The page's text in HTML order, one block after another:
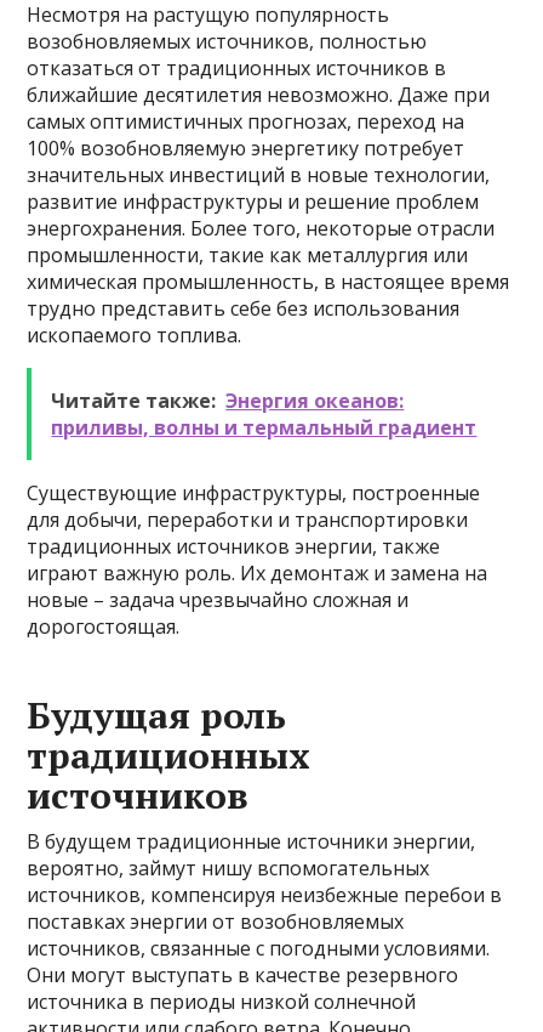
Несмотря на растущую популярность
возобновляемых источников, полностью
отказаться от традиционных источников в
ближайшие десятилетия невозможно. Даже при
самых оптимистичных прогнозах, переход на
100% возобновляемую энергетику потребует
значительных инвестиций в новые технологии,
развитие инфраструктуры и решение проблем
энергохранения. Более того, некоторые отрасли
промышленности, такие как металлургия или
химическая промышленность, в настоящее время
трудно представить себе без использования
ископаемого топлива.
Читайте также: Энергия океанов:
приливы, волны и термальный градиент
Существующие инфраструктуры, построенные
для добычи, переработки и транспортировки
традиционных источников энергии, также
играют важную роль. Их демонтаж и замена на
новые – задача чрезвычайно сложная и
дорогостоящая.
Будущая роль
традиционных
источников
В будущем традиционные источники энергии,
вероятно, займут нишу вспомогательных
источников, компенсируя неизбежные перебои в
поставках энергии от возобновляемых
источников, связанные с погодными условиями.
Они могут выступать в качестве резервного
источника в периоды низкой солнечной